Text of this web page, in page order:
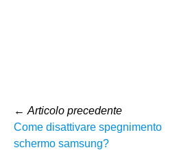
← Articolo precedente
Come disattivare spegnimento
schermo samsung?